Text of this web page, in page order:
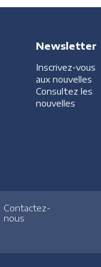
Newsletter
Inscrivez-vous
aux nouvelles
Consultez les
nouvelles
Contactez-
nous